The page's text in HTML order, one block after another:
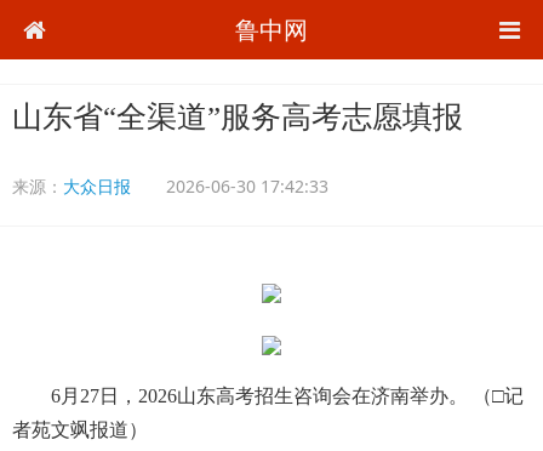
鲁中网
山东省“全渠道”服务高考志愿填报
来源： 大众日报 2026-06-30 17:42:33
6月27日，2026山东高考招生咨询会在济南举办。 （□记
者苑文飒报道）